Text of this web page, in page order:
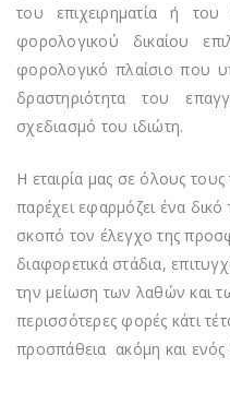
του επιχειρηματία ή
φορολογικού δικαίου
φορολογικό πλαίσιο που
δραστηριότητα του
σχεδιασμό του ιδιώτη.
Η εταιρία μας σε όλους
παρέχει εφαρμόζει ένα
σκοπό τον έλεγχο της
διαφορετικά στάδια,
την μείωση των λαθών και
περισσότερες φορές κάτι
προσπάθεια ακόμη και ενός